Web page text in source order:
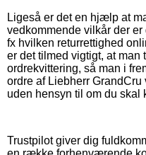
Ligeså er det en hjælp at
vedkommende vilkår der
fx hvilken returrettighed
er det tilmed vigtigt, at man
ordrekvittering, så man i
ordre af Liebherr
uden hensyn til om du skal
Trustpilot giver dig